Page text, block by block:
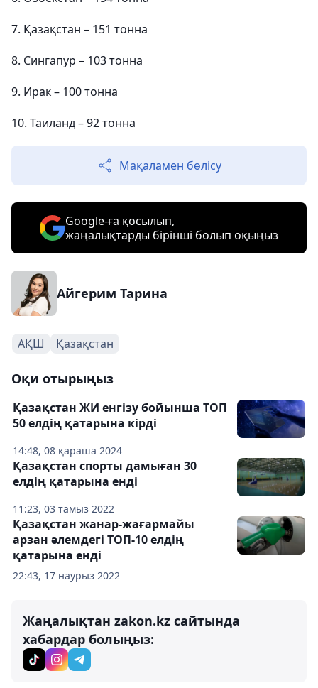
7. Қазақстан – 151 тонна
8. Сингапур – 103 тонна
9. Ирак – 100 тонна
10. Таиланд – 92 тонна
Мақаламен бөлісу
Google-ға қосылып,
жаңалықтарды бірінші болып оқыңыз
Айгерим Тарина
АҚШ Қазақстан
Оқи отырыңыз
14:48, 08 қараша 2024
Қазақстан ЖИ енгізу бойынша ТОП
50 елдің қатарына кірді
11:23, 03 тамыз 2022
Қазақстан спорты дамыған 30
елдің қатарына енді
22:43, 17 наурыз 2022
Қазақстан жанар-жағармайы
арзан әлемдегі ТОП-10 елдің
қатарына енді
Жаңалықтан zakon.kz сайтында
хабардар болыңыз: